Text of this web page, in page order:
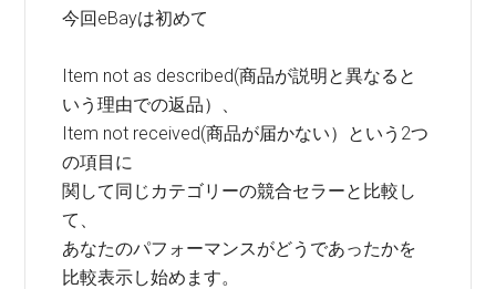
今回eBayは初めて
Item not as described(商品が説明と異なると
いう理由での返品）、
Item not received(商品が届かない）という2つ
の項目に
関して同じカテゴリーの競合セラーと比較し
て、
あなたのパフォーマンスがどうであったかを
比較表示し始めます。